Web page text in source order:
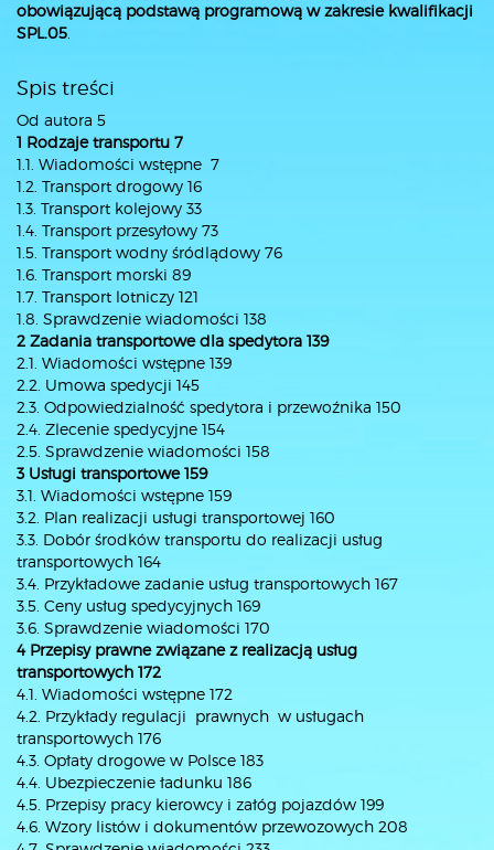
obowiązującą podstawą programową w zakresie kwalifikacji
SPL.05
Spis treści
Od autora 5
1 Rodzaje transportu 7
1.1. Wiadomości wstępne 7
1.2. Transport drogowy 16
1.3. Transport kolejowy 33
1.4. Transport przesyłowy 73
1.5. Transport wodny śródlądowy 76
1.6. Transport morski 89
1.7. Transport lotniczy 121
1.8. Sprawdzenie wiadomości 138
2 Zadania transportowe dla spedytora 139
2.1. Wiadomości wstępne 139
2.2. Umowa spedycji 145
2.3. Odpowiedzialność spedytora i przewoźnika 150
2.4. Zlecenie spedycyjne 154
2.5. Sprawdzenie wiadomości 158
3 Usługi transportowe 159
3.1. Wiadomości wstępne 159
3.2. Plan realizacji usługi transportowej 160
3.3. Dobór środków transportu do realizacji usług
transportowych 164
3.4. Przykładowe zadanie usług transportowych 167
3.5. Ceny usług spedycyjnych 169
3.6. Sprawdzenie wiadomości 170
4 Przepisy prawne związane z realizacją usług
transportowych 172
4.1. Wiadomości wstępne 172
4.2. Przykłady regulacji prawnych w usługach
transportowych 176
4.3. Opłaty drogowe w Polsce 183
4.4. Ubezpieczenie ładunku 186
4.5. Przepisy pracy kierowcy i załóg pojazdów 199
4.6. Wzory listów i dokumentów przewozowych 208